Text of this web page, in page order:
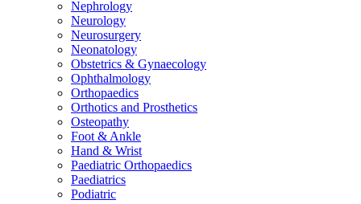
Nephrology
Neurology
Neurosurgery
Neonatology
Obstetrics & Gynaecology
Ophthalmology
Orthopaedics
Orthotics and Prosthetics
Osteopathy
Foot & Ankle
Hand & Wrist
Paediatric Orthopaedics
Paediatrics
Podiatric